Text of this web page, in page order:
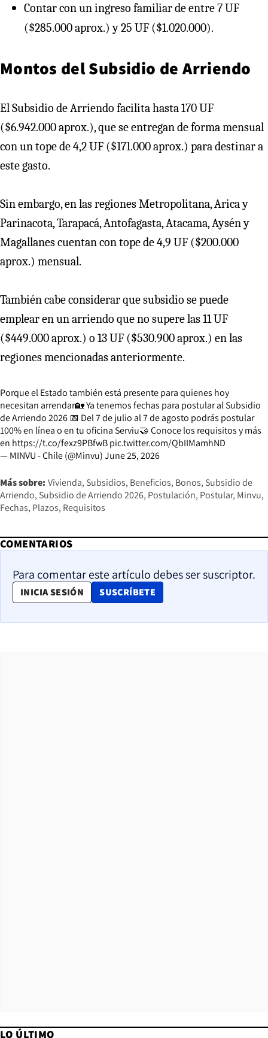
Contar con un ingreso familiar de entre 7 UF
($285.000 aprox.) y 25 UF ($1.020.000).
Montos del Subsidio de Arriendo
El Subsidio de Arriendo facilita hasta 170 UF
($6.942.000 aprox.), que se entregan de forma mensual
con un tope de 4,2 UF ($171.000 aprox.) para destinar a
este gasto.
Sin embargo, en las regiones Metropolitana, Arica y
Parinacota, Tarapacá, Antofagasta, Atacama, Aysén y
Magallanes cuentan con tope de 4,9 UF ($200.000
aprox.) mensual.
También cabe considerar que subsidio se puede
emplear en un arriendo que no supere las 11 UF
($449.000 aprox.) o 13 UF ($530.900 aprox.) en las
regiones mencionadas anteriormente.
Porque el Estado también está presente para quienes hoy
necesitan arrendar🏡 Ya tenemos fechas para postular al Subsidio
de Arriendo 2026 📅 Del 7 de julio al 7 de agosto podrás postular
100% en línea o en tu oficina Serviu🤝 Conoce los requisitos y más
en https://t.co/fexz9PBfwBpic.twitter.com/QbIIMamhND
— MINVU - Chile (@Minvu)June 25, 2026
Más sobre: Vivienda Subsidios Beneficios Bonos Subsidio de
Arriendo Subsidio de Arriendo 2026 Postulación Postular Minvu
Fechas Plazos Requisitos
COMENTARIOS
Para comentar este artículo debes ser suscriptor.
INICIA SESIÓN SUSCRÍBETE
OPENS IN NEW WINDOW
LO ÚLTIMO